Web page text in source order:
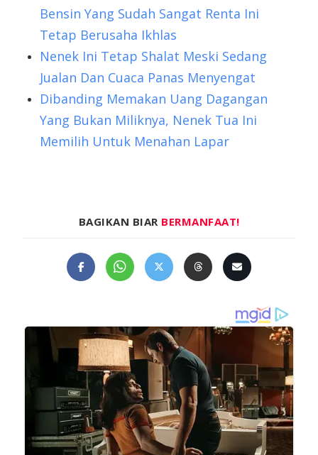
Bensin Yang Sudah Sangat Renta Ini
Tetap Berusaha Ikhlas
Nenek Ini Tetap Shalat Meski Sedang
Jualan Dan Cuaca Panas Menyengat
Dibanding Memakan Uang Dagangan
Yang Bukan Miliknya, Nenek Tua Ini
Memilih Untuk Menahan Lapar
BAGIKAN BIAR BERMANFAAT!